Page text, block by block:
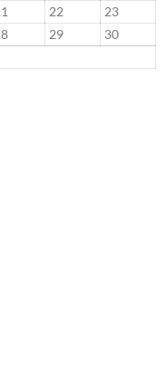
22
23
29
30